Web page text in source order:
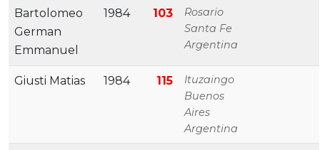
Bartolomeo
German
Emmanuel
1984 103
Rosario
Santa Fe
Argentina
Giusti Matias 1984 115
Ituzaingo
Buenos
Aires
Argentina